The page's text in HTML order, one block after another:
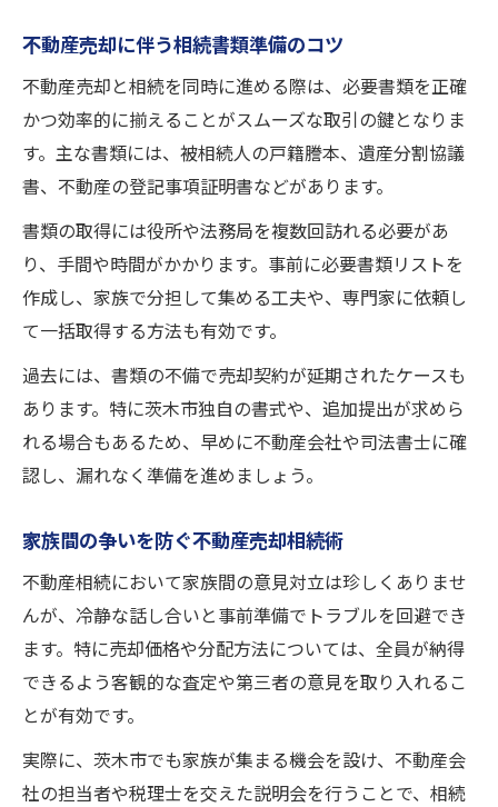
不動産売却に伴う相続書類準備のコツ
不動産売却と相続を同時に進める際は、必要書類を正確
かつ効率的に揃えることがスムーズな取引の鍵となりま
す。主な書類には、被相続人の戸籍謄本、遺産分割協議
書、不動産の登記事項証明書などがあります。
書類の取得には役所や法務局を複数回訪れる必要があ
り、手間や時間がかかります。事前に必要書類リストを
作成し、家族で分担して集める工夫や、専門家に依頼し
て一括取得する方法も有効です。
過去には、書類の不備で売却契約が延期されたケースも
あります。特に茨木市独自の書式や、追加提出が求めら
れる場合もあるため、早めに不動産会社や司法書士に確
認し、漏れなく準備を進めましょう。
家族間の争いを防ぐ不動産売却相続術
不動産相続において家族間の意見対立は珍しくありませ
んが、冷静な話し合いと事前準備でトラブルを回避でき
ます。特に売却価格や分配方法については、全員が納得
できるよう客観的な査定や第三者の意見を取り入れるこ
とが有効です。
実際に、茨木市でも家族が集まる機会を設け、不動産会
社の担当者や税理士を交えた説明会を行うことで、相続